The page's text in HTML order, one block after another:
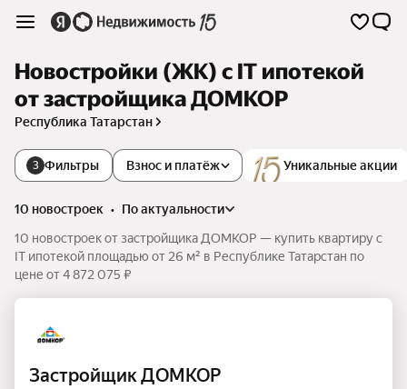
Новостройки (ЖК) с IT ипотекой
от застройщика ДОМКОР
Республика Татарстан
3 Фильтры Уникальные акции
Взнос и платёж
10 новостроек •
по актуальности
10 новостроек от застройщика ДОМКОР — купить квартиру с
IT ипотекой площадью от 26 м² в Республике Татарстан по
цене от 4 872 075 ₽
Застройщик ДОМКОР